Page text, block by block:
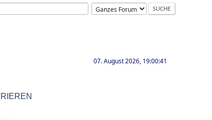
07. August 2026, 19:00:41